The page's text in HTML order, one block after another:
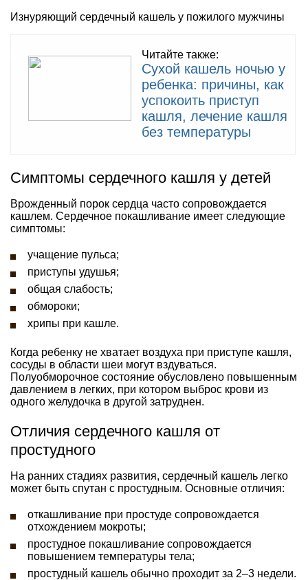
Изнуряющий сердечный кашель у пожилого мужчины
Читайте также:
Сухой кашель ночью у
ребенка: причины, как
успокоить приступ
кашля, лечение кашля
без температуры
Симптомы сердечного кашля у детей
Врожденный порок сердца часто сопровождается
кашлем. Сердечное покашливание имеет следующие
симптомы:
учащение пульса;
приступы удушья;
общая слабость;
обмороки;
хрипы при кашле.
Когда ребенку не хватает воздуха при приступе кашля,
сосуды в области шеи могут вздуваться.
Полуобморочное состояние обусловлено повышенным
давлением в легких, при котором выброс крови из
одного желудочка в другой затруднен.
Отличия сердечного кашля от
простудного
На ранних стадиях развития, сердечный кашель легко
может быть спутан с простудным. Основные отличия:
откашливание при простуде сопровождается
отхождением мокроты;
простудное покашливание сопровождается
повышением температуры тела;
простудный кашель обычно проходит за 2–3 недели.